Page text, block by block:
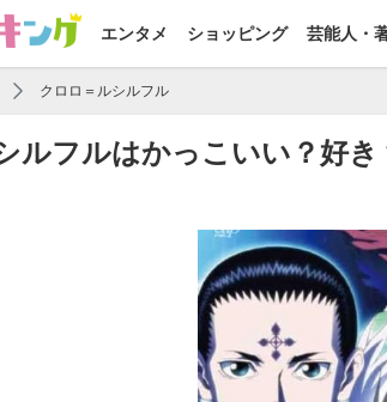
エンタメ ショッピング 芸能人・
クロロ＝ルシルフル
ルフルはかっこいい？好